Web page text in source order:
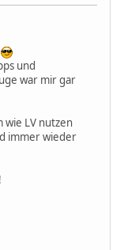
und
war mir gar
wie LV nutzen
immer wieder